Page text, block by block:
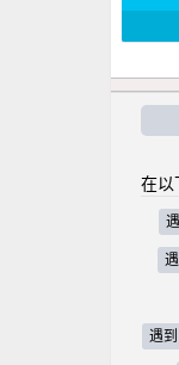
在以
遇